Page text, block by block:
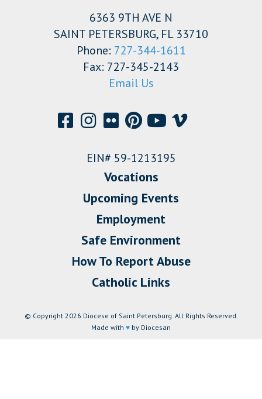
6363 9TH AVE N
SAINT PETERSBURG, FL 33710
Phone: 727-344-1611
Fax: 727-345-2143
Email Us
EIN# 59-1213195
Vocations
Upcoming Events
Employment
Safe Environment
How To Report Abuse
Catholic Links
© Copyright 2026 Diocese of Saint Petersburg. All Rights Reserved.
Made with ♥ by Diocesan